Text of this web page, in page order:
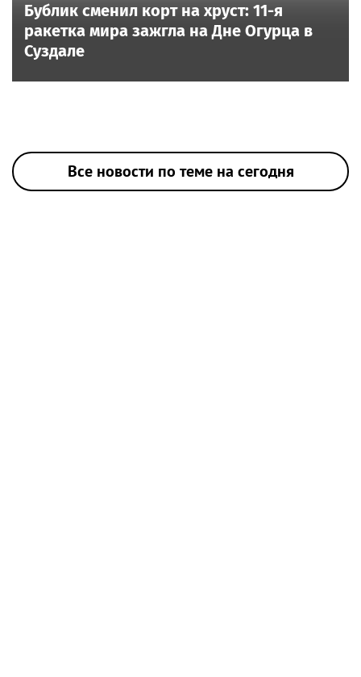
Бублик сменил корт на хруст: 11-я
ракетка мира зажгла на Дне Огурца в
Суздале
Все новости по теме на сегодня